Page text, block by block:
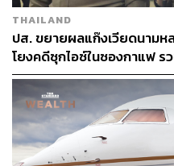
THAILAND
ปส. ขยายผลแก๊งเวียดนาม
โยงคดีซุกไอซ์ในซองกาแฟ ร